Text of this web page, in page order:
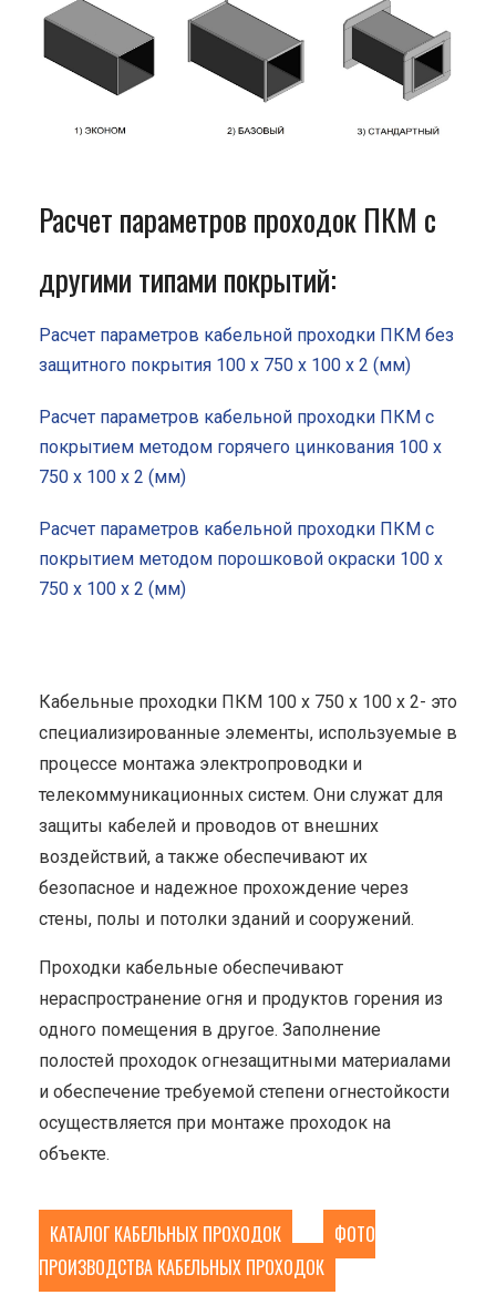
Расчет параметров проходок ПКМ с
другими типами покрытий:
Расчет параметров кабельной проходки ПКМ без
защитного покрытия 100 x 750 x 100 x 2 (мм)
Расчет параметров кабельной проходки ПКМ с
покрытием методом горячего цинкования 100 x
750 x 100 x 2 (мм)
Расчет параметров кабельной проходки ПКМ с
покрытием методом порошковой окраски 100 x
750 x 100 x 2 (мм)
Кабельные проходки ПКМ 100 x 750 x 100 x 2- это
специализированные элементы, используемые в
процессе монтажа электропроводки и
телекоммуникационных систем. Они служат для
защиты кабелей и проводов от внешних
воздействий, а также обеспечивают их
безопасное и надежное прохождение через
стены, полы и потолки зданий и сооружений.
Проходки кабельные обеспечивают
нераспространение огня и продуктов горения из
одного помещения в другое. Заполнение
полостей проходок огнезащитными материалами
и обеспечение требуемой степени огнестойкости
осуществляется при монтаже проходок на
объекте.
КАТАЛОГ КАБЕЛЬНЫХ ПРОХОДОК
ФОТО
ПРОИЗВОДСТВА КАБЕЛЬНЫХ ПРОХОДОК